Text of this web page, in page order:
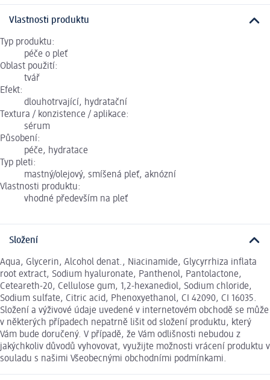
Vlastnosti produktu
Typ produktu:
péče o pleť
Oblast použití:
tvář
Efekt:
dlouhotrvající, hydratační
Textura / konzistence / aplikace:
sérum
Působení:
péče, hydratace
Typ pleti:
mastný/olejový, smíšená pleť, aknózní
Vlastnosti produktu:
vhodné především na pleť
Složení
Aqua, Glycerin, Alcohol denat., Niacinamide, Glycyrrhiza inflata
root extract, Sodium hyaluronate, Panthenol, Pantolactone,
Ceteareth-20, Cellulose gum, 1,2-hexanediol, Sodium chloride,
Sodium sulfate, Citric acid, Phenoxyethanol, CI 42090, CI 16035.
Složení a výživové údaje uvedené v internetovém obchodě se může
v některých případech nepatrně lišit od složení produktu, který
Vám bude doručený. V případě, že Vám odlišnosti nebudou z
jakýchkoliv důvodů vyhovovat, využijte možnosti vrácení produktu v
souladu s našimi Všeobecnými obchodními podmínkami.